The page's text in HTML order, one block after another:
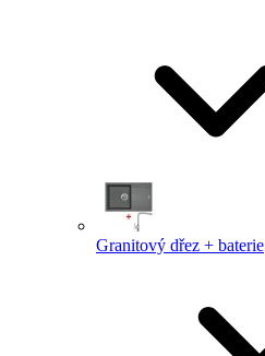
Granitový dřez + baterie